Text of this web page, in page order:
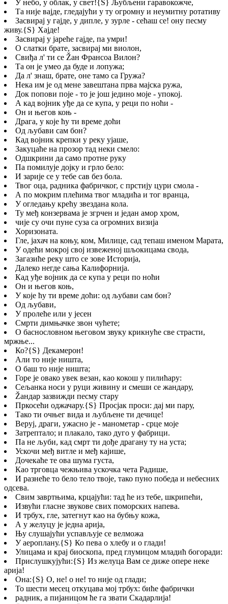
У небо, у облак, у свет!{S} Љубљени гаравокожче,
Та није вајде, гледајући у ту огромну и неумитну ротативу
Засвирај у гајде, у дипле, у зурле - сећаш се! ону песму
живу.{S} Хајде!
Засвирај у јареће гајде, па умри!
О слатки брате, засвирај ми виолон,
Свиђа л' ти се Žан Франсоа Вилон?
Та он је умео да буде и лопужа;
Да л' знаш, брате, оне тамо са Гружа?
Нека им је од мене завештана прва мајска ружа,
Док попови поје - то је још једино моје - упокој.
А кад војник уђе да се купа, у реци по ноћи -
Он и његов коњ -
Драга, у које ћу ти време доћи
Од љубави сам бон?
Кад војник крепки у реку ујаше,
Закуцаће на прозор тад неки смело:
Одшкрини да само протне руку
Па помилује дојку и грло бело:
И зарије се у тебе сав без бола.
Твог оца, радника фабричког, с прстију цури смола -
А по мокрим плећима твог младића и тог вранца,
У огледању крећу звездана кола.
Ту међ конзервама је згрчен и један амор хром,
чије су очи пуне суза са огромних визија
Хоризоната.
Гле, јахач на коњу, ком, Милице, сад тепаш именом Марата,
У одећи мокрој свој извеженој шљокицама свода,
Загазиће реку што се зове Историја,
Далеко негде сања Калифорнија.
Кад уђе војник да се купа у реци по ноћи
Он и његов коњ,
У које ћу ти време доћи: од љубави сам бон?
Од љубави,
У пролеће или у јесен
Смрти димњачке звон чућете;
О баснословном његовом звуку крикнуће све страсти,
мржње...
Ко?{S} Декамерон!
Али то није ништа,
О баш то није ништа;
Горе је овако увек везан, као кокош у пилићару:
Сељанка носи у руци живину и смеши се жандару,
Žандар зазвижди песму стару
Пркосећи оджачару.{S} Просјак проси: дај ми пару,
Тако ти очњег вида и љубљене ти дечице!
Веруј, драги, ужасно је - манометар - срце моје
Затрептало; и плакало, тако дуго у фабрици.
Па не љуби, кад смрт ти дође драгану ту на уста;
Ускочи међ витле и међ кајише,
Дочекаће те ова шума густа,
Као трговца чежњива ускочка чета Радише,
И разнеће то бело тело твоје, тако пуно победа и небесних
одсева.
Свим завртњима, крцајући: тад ће из тебе, шкрипећи,
Извући гласне звукове свих поморских напева.
И трбух, гле, затегнут као на бубњу кожа,
А у желуцу је једна арија,
Њу слушајући успављује се велможа
У аероплану.{S} Ко пева о хлебу и о глади!
Улицама и крај биоскопа, пред глумицом младић богоради:
Прислушкујући:{S} Из желуца Вам се диже опере неке
арија!
Она:{S} О, не! о не! то није од глади;
То шести месец откуцава мој трбух: биће фабрички
радник, а пијаницом ће га звати Скадарлија!